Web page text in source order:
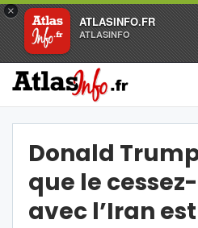
×
ATLASINFO.FR
ATLASINFO
Donald
que le
avec l’Iran